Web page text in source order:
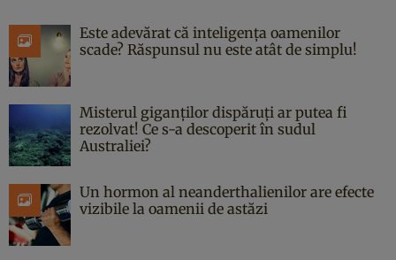
Este adevărat că inteligența oamenilor
scade? Răspunsul nu este atât de simplu!
Misterul giganților dispăruți ar putea fi
rezolvat! Ce s-a descoperit în sudul
Australiei?
Un hormon al neanderthalienilor are efecte
vizibile la oamenii de astăzi